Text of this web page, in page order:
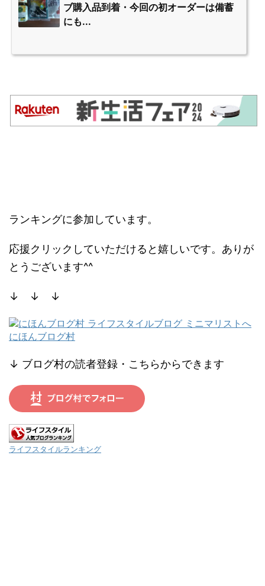
ブ購入品到着・今回の初オーダーは備蓄
にも...
ランキングに参加しています。
応援クリックしていただけると嬉しいです。ありが
とうございます^^
↓ ↓ ↓
にほんブログ村
↓ ブログ村の読者登録・こちらからできます
ライフスタイルランキング